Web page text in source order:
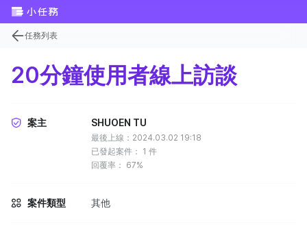
任務列表
20分鐘使用者線上訪談
案主 SHUOEN TU
最後上線：2024.03.02 19:18
已發起案件： 1 件
回覆率： 67%
案件類型 其他